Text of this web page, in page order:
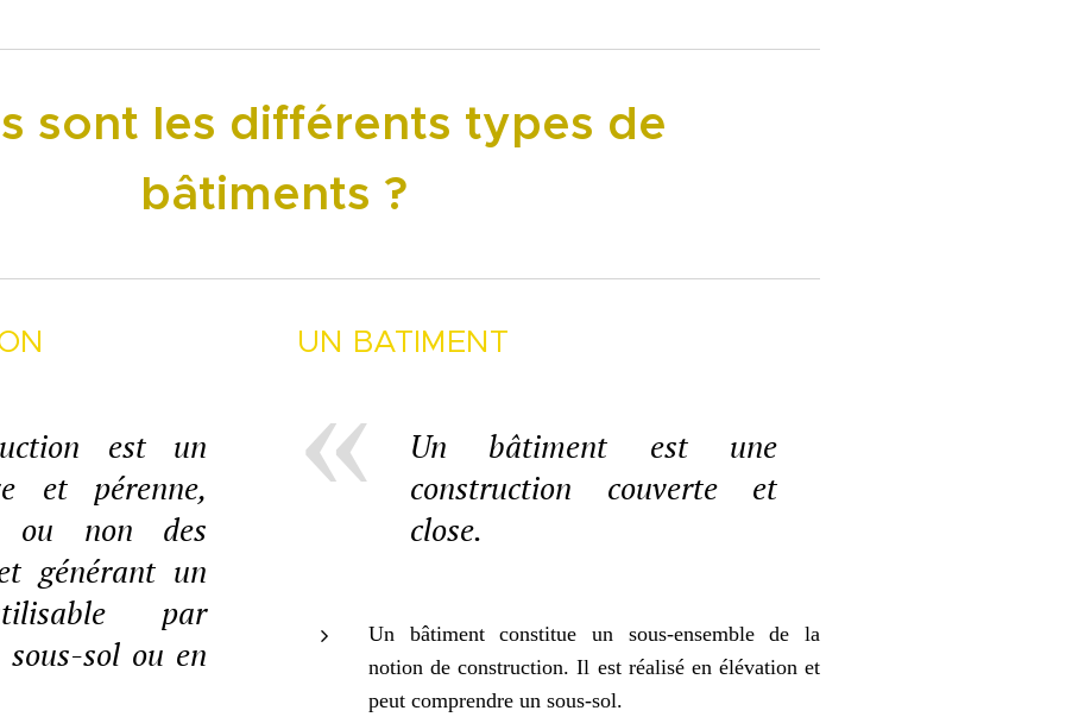
sont les différents types de
bâtiments ?
est un
et pérenne,
ou non des
générant un
par
sol ou en
UN BATIMENT
Un bâtiment est une
construction couverte et
close.
Un bâtiment constitue un sous-ensemble de la
notion de construction. Il est réalisé en élévation et
peut comprendre un sous-sol.